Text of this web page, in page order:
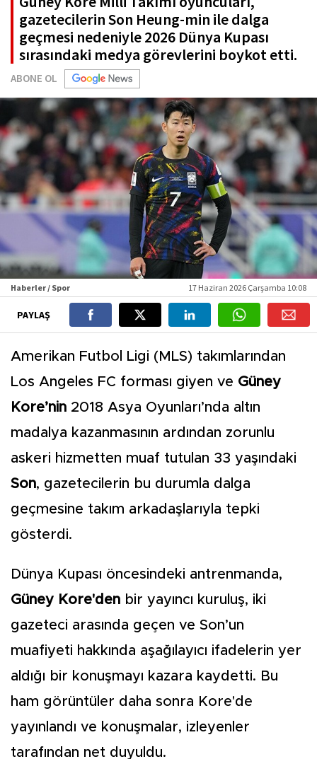
gazetecilerin Son Heung-min ile dalga
geçmesi nedeniyle 2026 Dünya Kupası
sırasındaki medya görevlerini boykot etti.
ABONE OL
Haberler / Spor 17 Haziran 2026 Çarşamba 10:08
PAYLAŞ
Amerikan Futbol Ligi (MLS) takımlarından
Los Angeles FC forması giyen ve Güney
Kore’nin 2018 Asya Oyunları’nda altın
madalya kazanmasının ardından zorunlu
askeri hizmetten muaf tutulan 33 yaşındaki
Son, gazetecilerin bu durumla dalga
geçmesine takım arkadaşlarıyla tepki
gösterdi.
Dünya Kupası öncesindeki antrenmanda,
Güney Kore'den bir yayıncı kuruluş, iki
gazeteci arasında geçen ve Son’un
muafiyeti hakkında aşağılayıcı ifadelerin yer
aldığı bir konuşmayı kazara kaydetti. Bu
ham görüntüler daha sonra Kore'de
yayınlandı ve konuşmalar, izleyenler
tarafından net duyuldu.